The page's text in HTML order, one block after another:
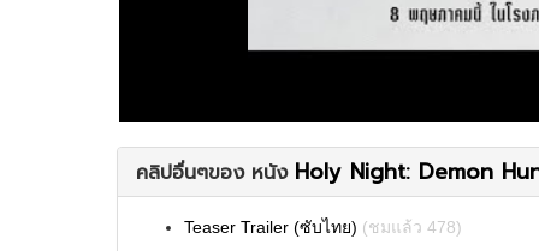
คลิปอื่นๆของ หนัง Holy Night: Demon
Teaser Trailer (ซับไทย) (ชมแล้ว 478)